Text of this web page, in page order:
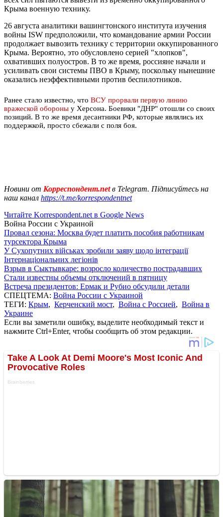
Крыма военную технику.
26 августа аналитики вашингтонского института изучения
войны ISW предположили, что командование армии России
продолжает вывозить технику с территории оккупированного
Крыма. Вероятно, это обусловлено серией "хлопков",
охвативших полуостров. В то же время, россияне начали и
усиливать свои системы ПВО в Крыму, поскольку нынешние
оказались неэффективными против беспилотников.
Ранее стало известно, что ВСУ прорвали первую линию
вражеской обороны у Херсона. Боевики "ДНР" отошли со своих
позиций. В то же время десантники РФ, которые являлись их
поддержкой, просто сбежали с поля боя.
Новини от Корреспондент.netв Telegram. Підписуйтесь на
наш канал https://t.me/korrespondentnet
Читайте Korrespondent.net в Google News
Война России с Украиной
Провал сезона: Москва будет платить пособия работникам
турсектора Крыма
У Сухопутних військах зробили заяву щодо інтеграції
Інтернаціональних легіонів
Взрыв в Сыктывкаре: возросло количество пострадавших
Стали известны объемы отключений в пятницу
Встреча президентов: Ермак и Рубио обсудили детали
СПЕЦТЕМА: Война России с Украиной
ТЕГИ: Крым, Керченский мост, Война с Россией, Война в
Украине
Если вы заметили ошибку, выделите необходимый текст и
нажмите Ctrl+Enter, чтобы сообщить об этом редакции.